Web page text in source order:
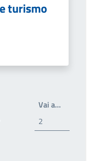
turismo
pagina
Vai a…